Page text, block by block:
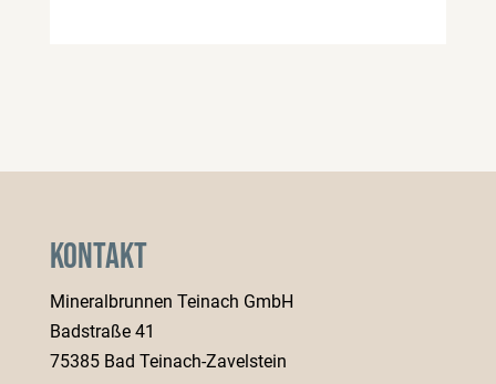
Kontakt
Mineralbrunnen Teinach GmbH
Badstraße 41
75385 Bad Teinach-Zavelstein